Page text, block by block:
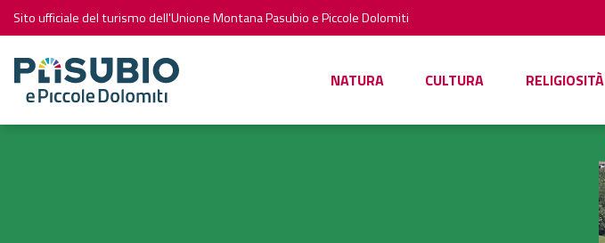
Sito ufficiale del turismo dell'Unione Montana Pasubio e Piccole Dolomiti
NATURA CULTURA RELIGIOSITÀ